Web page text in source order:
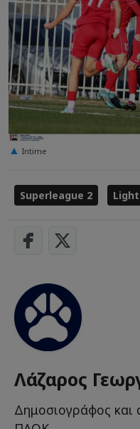
Intime
Superleague 2 Light
Λάζαρος
Δημοσιογράφος και